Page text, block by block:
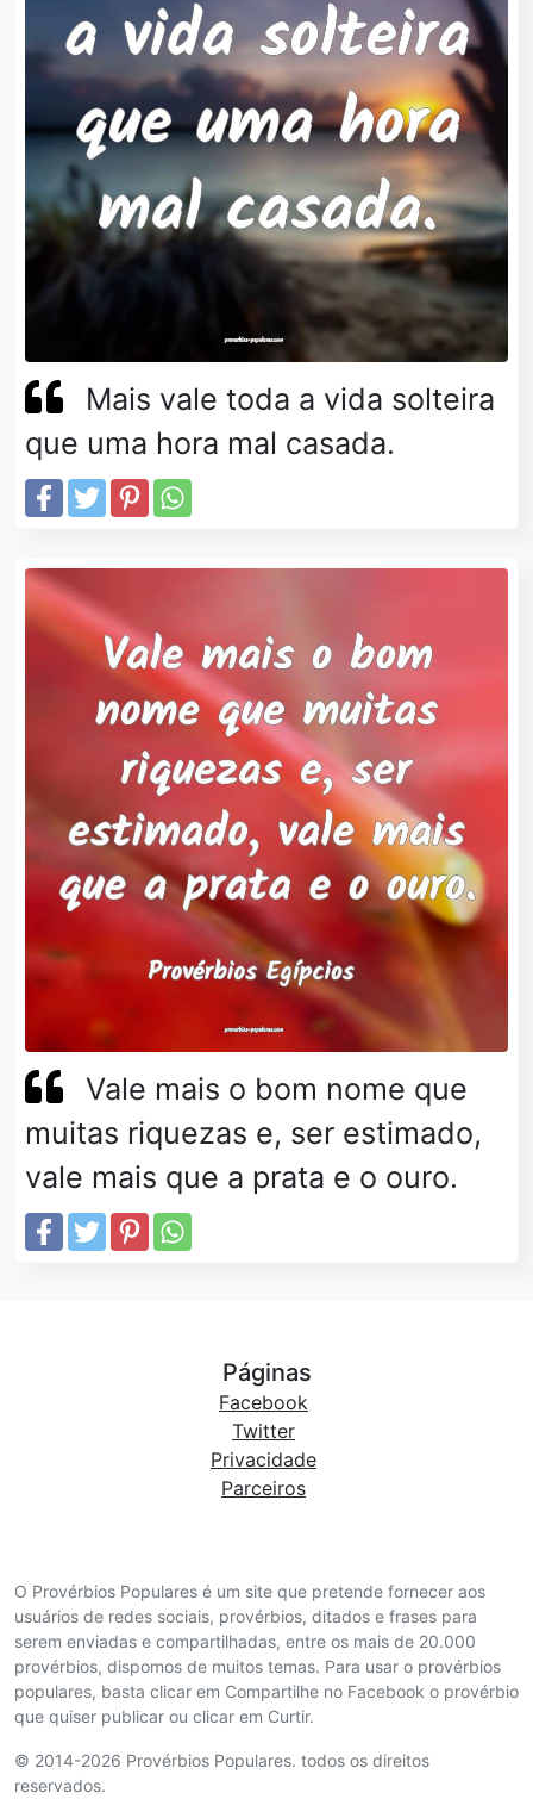
Mais vale toda a vida solteira
que uma hora mal casada.
Vale mais o bom nome que
muitas riquezas e, ser estimado,
vale mais que a prata e o ouro.
O Provérbios Populares é um site que pretende fornecer aos
usuários de redes sociais, provérbios, ditados e frases para
serem enviadas e compartilhadas, entre os mais de 20.000
provérbios, dispomos de muitos temas. Para usar o provérbios
populares, basta clicar em Compartilhe no Facebook o provérbio
que quiser publicar ou clicar em Curtir.
© 2014-2026 Provérbios Populares. todos os direitos
reservados.
Páginas
Facebook
Twitter
Privacidade
Parceiros